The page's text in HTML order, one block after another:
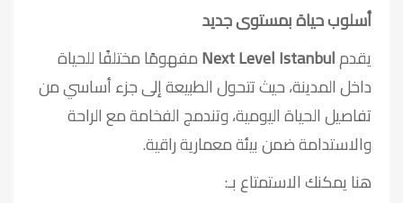
أسلوب حياة بمستوى جديد
يقدمNext Level Istanbulمفهومًا مختلفًا للحياة
داخل المدينة، حيث تتحول الطبيعة إلى جزء أساسي من
تفاصيل الحياة اليومية، وتندمج الفخامة مع الراحة
والاستدامة ضمن بيئة معمارية راقية.
هنا يمكنك الاستمتاع بـ: